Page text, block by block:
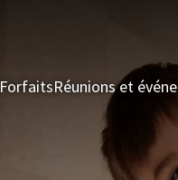
ForfaitsRéunions et